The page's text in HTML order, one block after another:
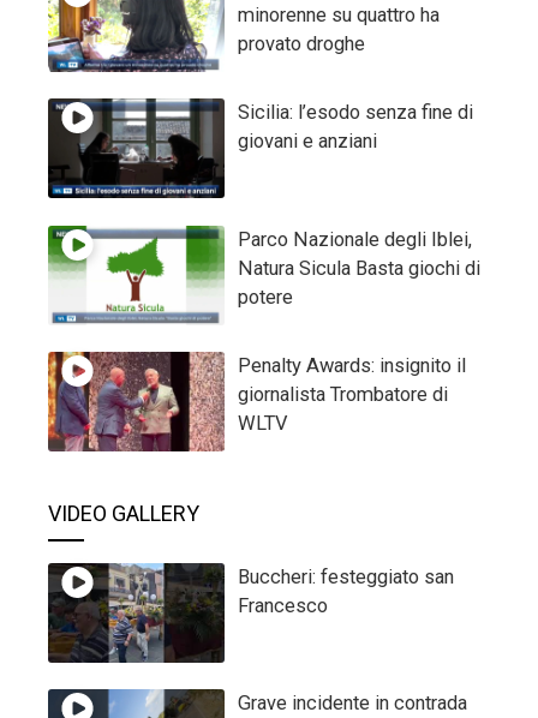
minorenne su quattro ha
provato droghe
Sicilia: l’esodo senza fine di
giovani e anziani
Parco Nazionale degli Iblei,
Natura Sicula Basta giochi di
potere
Penalty Awards: insignito il
giornalista Trombatore di
WLTV
VIDEO GALLERY
Buccheri: festeggiato san
Francesco
Grave incidente in contrada